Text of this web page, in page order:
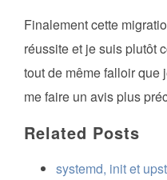
Finalement cette
réussite et je suis plutôt
tout de même falloir
me faire un avis plus
Related Posts
systemd, init et